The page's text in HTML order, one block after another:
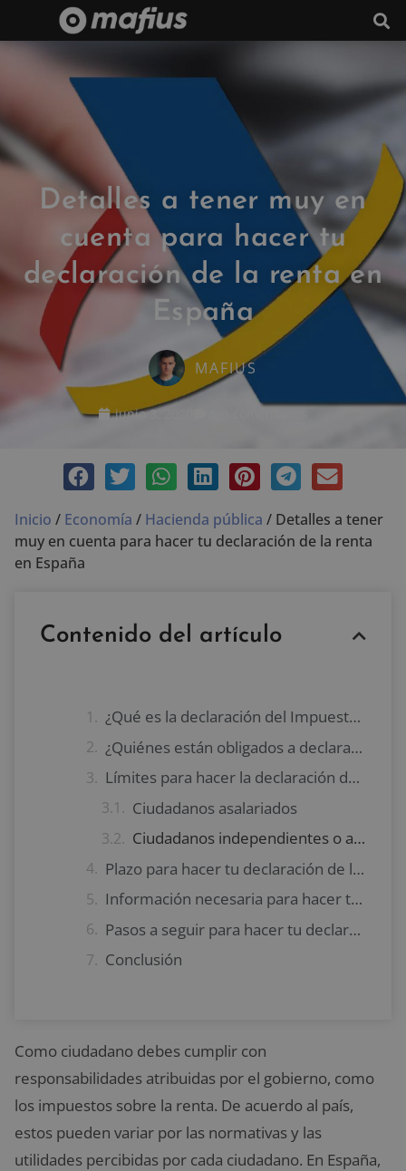
Detalles a tener muy en
cuenta para hacer tu
declaración de la renta en
España
MAFIUS
junio 3, 2020
Inicio / Economía / Hacienda pública / Detalles a tener
muy en cuenta para hacer tu declaración de la renta
en España
Contenido del artículo
¿Qué es la declaración del Impuesto sobre la Renta de Personas Físicas?
¿Quiénes están obligados a declarar el Impuesto sobre la Renta de Personas Físicas
Límites para hacer la declaración de la renta en España
Ciudadanos asalariados
Ciudadanos independientes o autónomos
Plazo para hacer tu declaración de la renta en España del año 2019
Información necesaria para hacer tu declaración de la renta en España
Pasos a seguir para hacer tu declaración de la renta en España
Conclusión
Como ciudadano debes cumplir con
responsabilidades atribuidas por el gobierno, como
los impuestos sobre la renta. De acuerdo al país,
estos pueden variar por las normativas y las
utilidades percibidas por cada ciudadano. En España,